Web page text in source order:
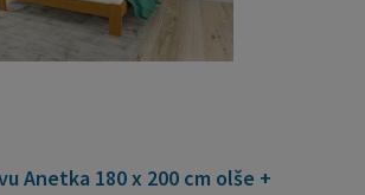
Anetka 180 x 200 cm olše +